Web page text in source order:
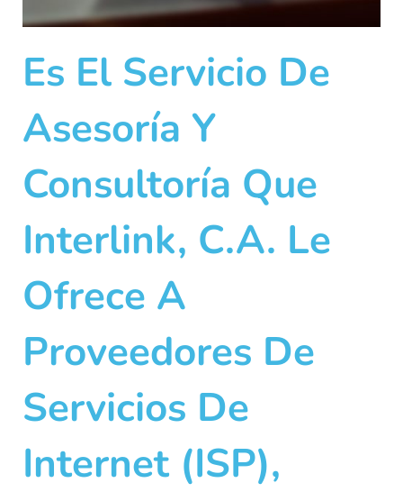
Es El Servicio De
Asesoría Y
Consultoría Que
Interlink, C.A. Le
Ofrece A
Proveedores De
Servicios De
Internet (ISP),